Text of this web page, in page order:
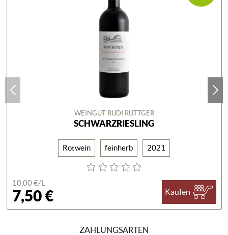
WEINGUT RUDI RÜTTGER
SCHWARZRIESLING
Rotwein feinherb 2021
10,00 €/L
7,50 € Kaufen
ZAHLUNGSARTEN